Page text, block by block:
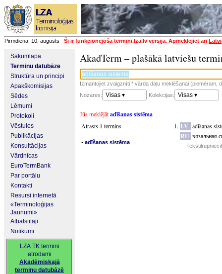
Pirmdiena, 10. augusts Šī ir funkcionējoša termini.lza.lv versija. Apmeklējiet arī
Sākumlapa
Terminu datubāze
Struktūra un principi
Apakškomisijas
Sēdes
Lēmumi
Protokoli
Vēstules
Publikācijas
Konsultācijas
Vārdnīcas
EuroTermBank
Par portālu
Kontakti
Resursi internetā
«Terminoloģijas
Jaunumi»
Atbalstītāji
Notikumi
LZA TK termini
atrodami
Akadēmiskajā
terminu datubāzē
AkadTerm – plašākā latviešu
Izmantojiet zvaigznīti * vārda daļu meklēšanai (piemēram,
Nozares:
Visas ▾ Kolekcijas: Visas ▾
Jūs meklējātadīšanas sistēma
Atrasts 1 termins
▪ adīšanas sistēma
LV adīšanas
RU вязальная